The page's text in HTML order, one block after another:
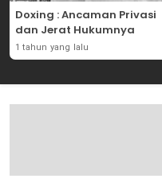
Doxing : Ancaman Privasi
dan Jerat Hukumnya
1 tahun yang lalu